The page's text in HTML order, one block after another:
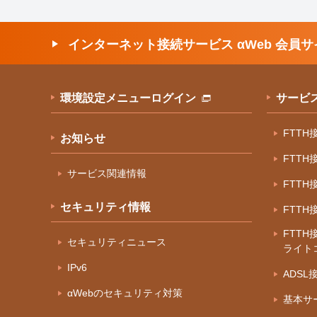
インターネット接続サービス αWeb 会員サ
環境設定メニューログイン
お知らせ
サービス関連情報
セキュリティ情報
セキュリティニュース
IPv6
αWebのセキュリティ対策
サービ
FTTH
FTTH
FTTH
FTTH
FTTH
ライト
ADSL
基本サ